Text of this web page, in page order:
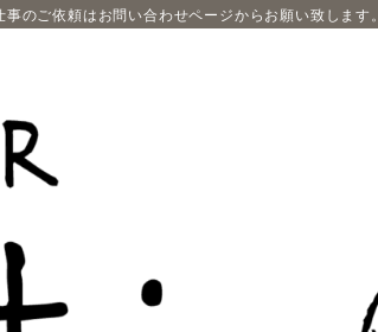
のご依頼はお問い合わせページからお願い致します。